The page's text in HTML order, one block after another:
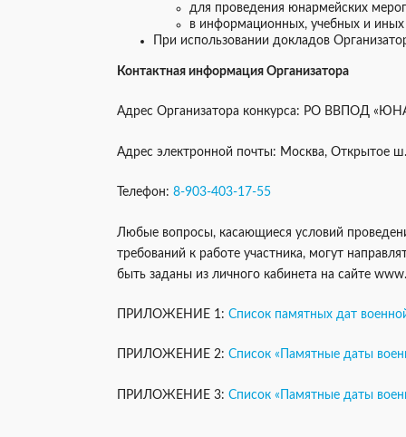
для проведения юнармейских
в информационных, учебных и иных
При использовании докладов
Контактная информация Организатора
Адрес Организатора конкурса: РО ВВПОД
Адрес электронной почты: Москва, Открытое
Телефон: 8-903-403-17-55
Любые вопросы, касающиеся условий
требований к работе участника, могут
быть заданы из личного кабинета на сайте
ПРИЛОЖЕНИЕ 1: Список памятных дат
ПРИЛОЖЕНИЕ 2: Список «Памятные даты
ПРИЛОЖЕНИЕ 3: Список «Памятные даты